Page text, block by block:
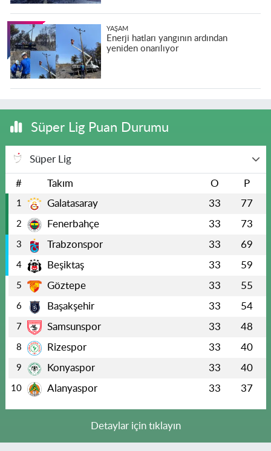
YAŞAM
Enerji hatları yangının ardından
yeniden onarılıyor
Süper Lig Puan Durumu
Süper Lig
# Takım O P
1 Galatasaray 33 77
2 Fenerbahçe 33 73
3 Trabzonspor 33 69
4 Beşiktaş 33 59
5 Göztepe 33 55
6 Başakşehir 33 54
7 Samsunspor 33 48
8 Rizespor 33 40
9 Konyaspor 33 40
10 Alanyaspor 33 37
Detaylar için tıklayın